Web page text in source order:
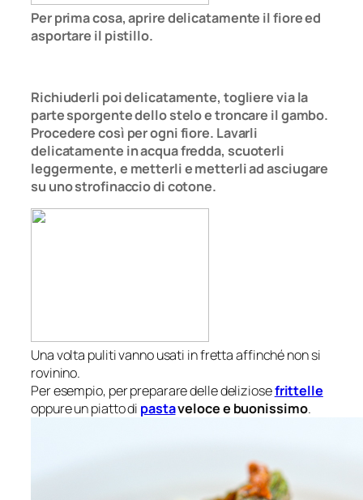
Per prima cosa, aprire delicatamente il fiore ed
asportare il pistillo.
Richiuderli poi delicatamente, togliere via la
parte sporgente dello stelo e troncare il gambo.
Procedere così per ogni fiore. Lavarli
delicatamente in acqua fredda, scuoterli
leggermente, e metterli e metterli ad asciugare
su uno strofinaccio di cotone.
Una volta puliti vanno usati in fretta affinché non si
rovinino.
Per esempio, per preparare delle deliziosefrittelle
oppure un piatto di pastaveloce e buonissimo.